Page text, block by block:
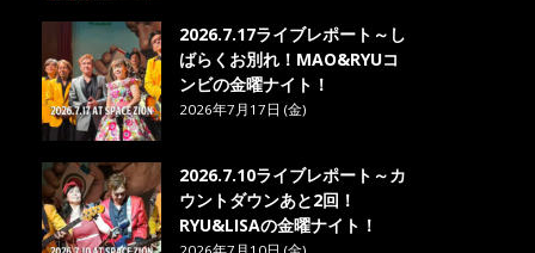
2026.7.17ライブレポート～し
ばらくお別れ！MAO&RYUコ
ンビの金曜ナイト！
2026年7月17日 (金)
2026.7.10ライブレポート～カ
ウントダウンあと2回！
RYU&LISAの金曜ナイト！